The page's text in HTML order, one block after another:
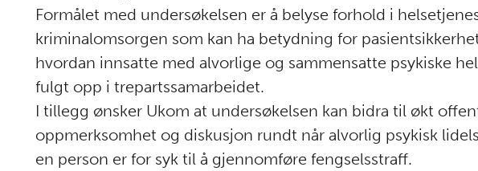
Formålet med undersøkelsen er å belyse forhold i
kriminalomsorgen som kan ha betydning for
hvordan innsatte med alvorlige og sammensatte psykiske
fulgt opp i trepartssamarbeidet.
I tillegg ønsker Ukom at undersøkelsen kan bidra til økt
oppmerksomhet og diskusjon rundt når alvorlig psykisk
en person er for syk til å gjennomføre fengselsstraff.